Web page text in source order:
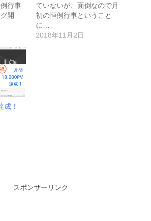
行事
開
ていないが、面倒なので月
初の恒例行事ということ
に…
2018年11月2日
成！
スポンサーリンク